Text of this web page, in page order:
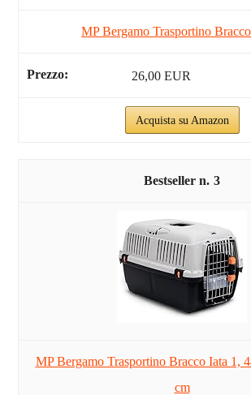
MP Bergamo Trasportino
26,00 EUR
Acquista su Amazon
3
MP Bergamo Trasportino Bracco Iata 1,
cm